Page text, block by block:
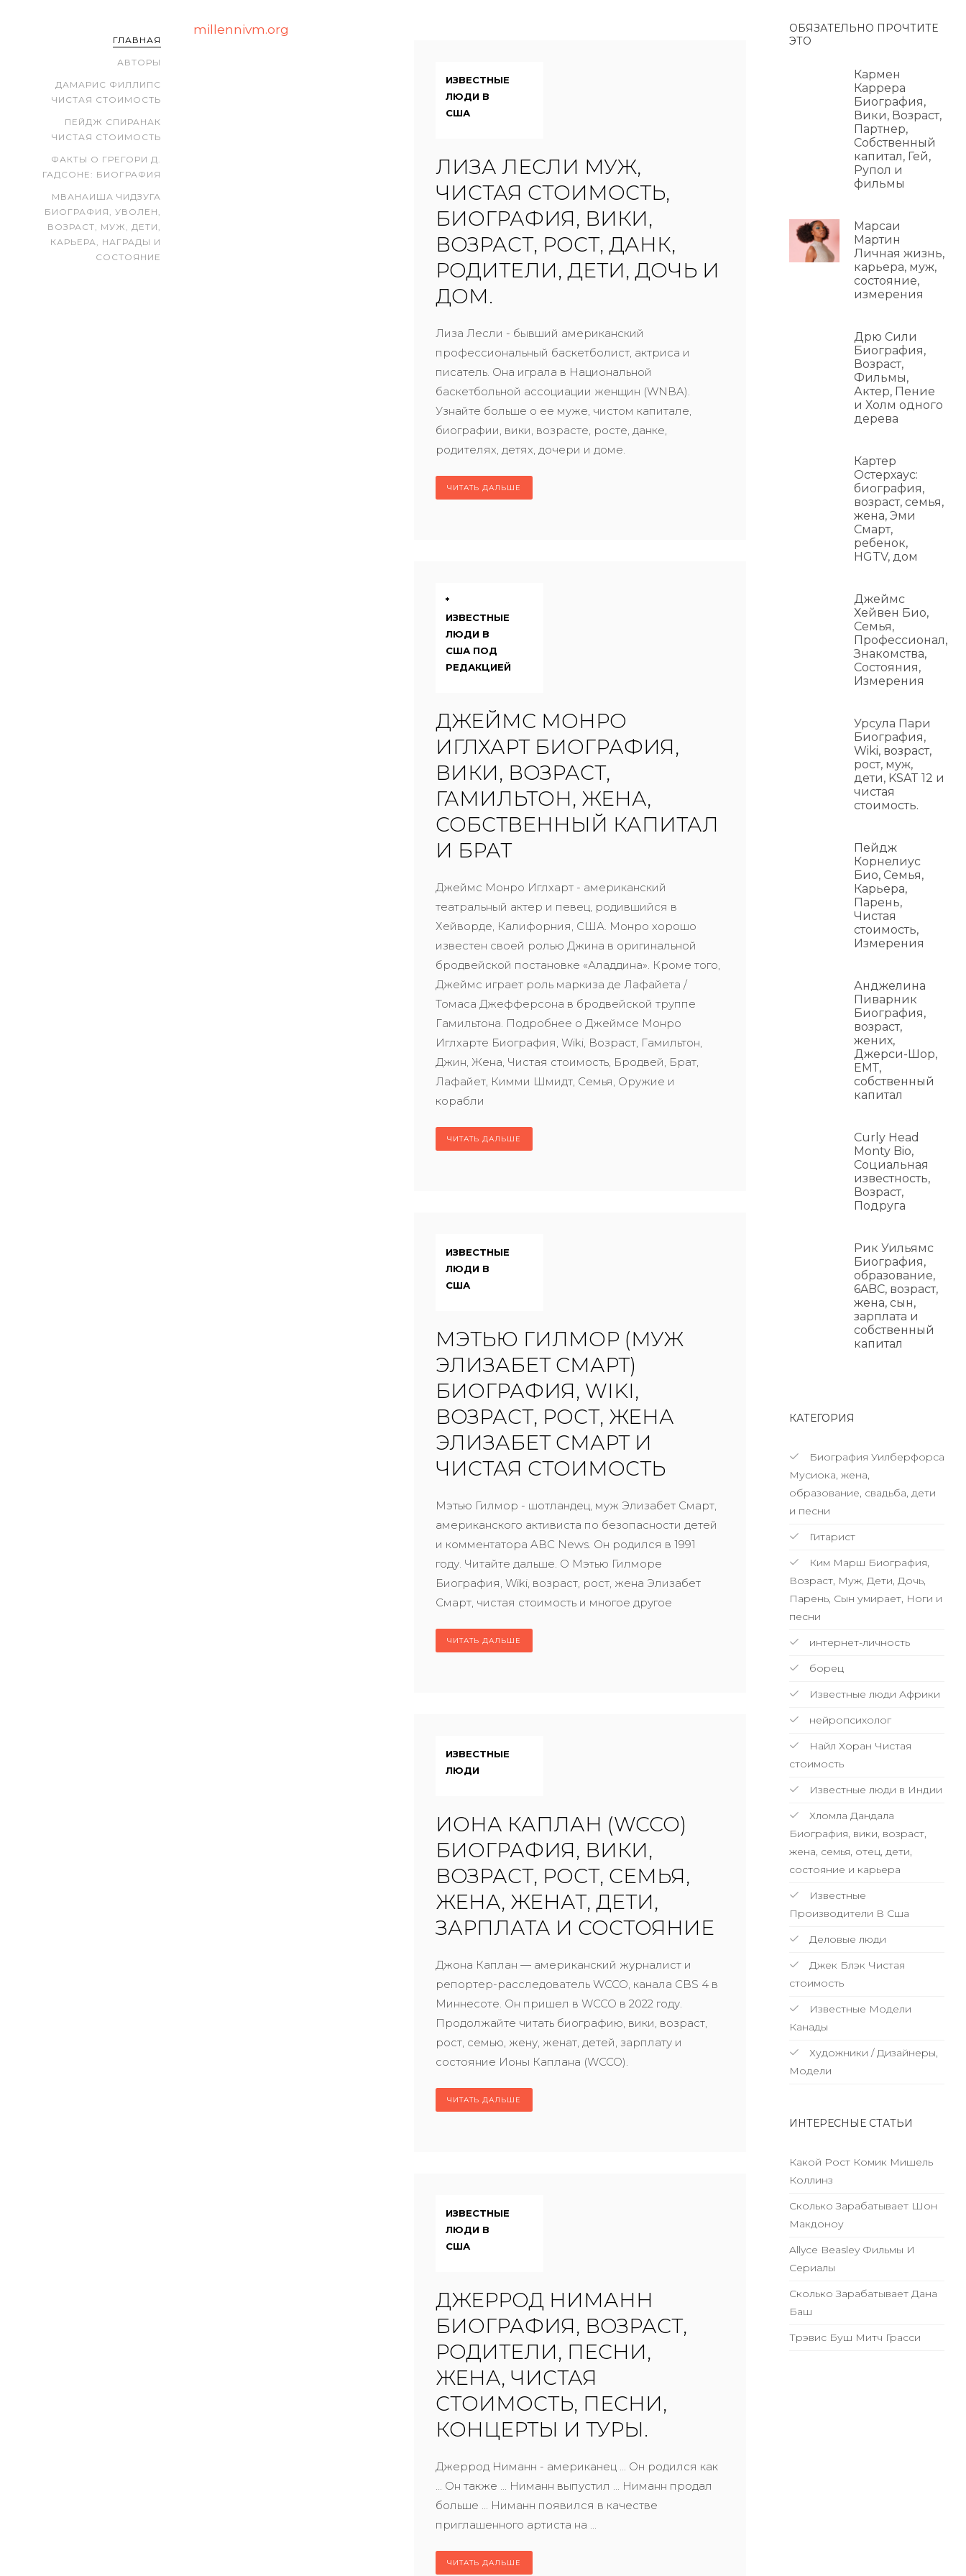
ГЛАВНАЯ
АВТОРЫ
ДАМАРИС ФИЛЛИПС
ЧИСТАЯ СТОИМОСТЬ
ПЕЙДЖ СПИРАНАК
ЧИСТАЯ СТОИМОСТЬ
ФАКТЫ О ГРЕГОРИ Д.
ГАДСОНЕ: БИОГРАФИЯ
МВАНАИША ЧИДЗУГА
БИОГРАФИЯ, УВОЛЕН,
ВОЗРАСТ, МУЖ, ДЕТИ,
КАРЬЕРА, НАГРАДЫ И
СОСТОЯНИЕ
millennivm.org
ИЗВЕСТНЫЕ
ЛЮДИ В
США
ЛИЗА ЛЕСЛИ МУЖ,
ЧИСТАЯ СТОИМОСТЬ,
БИОГРАФИЯ, ВИКИ,
ВОЗРАСТ, РОСТ, ДАНК,
РОДИТЕЛИ, ДЕТИ, ДОЧЬ И
ДОМ.
Лиза Лесли - бывший американский
профессиональный баскетболист, актриса и
писатель. Она играла в Национальной
баскетбольной ассоциации женщин (WNBA).
Узнайте больше о ее муже, чистом капитале,
биографии, вики, возрасте, росте, данке,
родителях, детях, дочери и доме.
ЧИТАТЬ ДАЛЬШЕ
*
ИЗВЕСТНЫЕ
ЛЮДИ В
США ПОД
РЕДАКЦИЕЙ
ДЖЕЙМС МОНРО
ИГЛХАРТ БИОГРАФИЯ,
ВИКИ, ВОЗРАСТ,
ГАМИЛЬТОН, ЖЕНА,
СОБСТВЕННЫЙ КАПИТАЛ
И БРАТ
Джеймс Монро Иглхарт - американский
театральный актер и певец, родившийся в
Хейворде, Калифорния, США. Монро хорошо
известен своей ролью Джина в оригинальной
бродвейской постановке «Аладдина». Кроме того,
Джеймс играет роль маркиза де Лафайета /
Томаса Джефферсона в бродвейской труппе
Гамильтона. Подробнее о Джеймсе Монро
Иглхарте Биография, Wiki, Возраст, Гамильтон,
Джин, Жена, Чистая стоимость, Бродвей, Брат,
Лафайет, Кимми Шмидт, Семья, Оружие и
корабли
ЧИТАТЬ ДАЛЬШЕ
ИЗВЕСТНЫЕ
ЛЮДИ В
США
МЭТЬЮ ГИЛМОР (МУЖ
ЭЛИЗАБЕТ СМАРТ)
БИОГРАФИЯ, WIKI,
ВОЗРАСТ, РОСТ, ЖЕНА
ЭЛИЗАБЕТ СМАРТ И
ЧИСТАЯ СТОИМОСТЬ
Мэтью Гилмор - шотландец, муж Элизабет Смарт,
американского активиста по безопасности детей
и комментатора ABC News. Он родился в 1991
году. Читайте дальше. О Мэтью Гилморе
Биография, Wiki, возраст, рост, жена Элизабет
Смарт, чистая стоимость и многое другое
ЧИТАТЬ ДАЛЬШЕ
ИЗВЕСТНЫЕ
ЛЮДИ
ИОНА КАПЛАН (WCCO)
БИОГРАФИЯ, ВИКИ,
ВОЗРАСТ, РОСТ, СЕМЬЯ,
ЖЕНА, ЖЕНАТ, ДЕТИ,
ЗАРПЛАТА И СОСТОЯНИЕ
Джона Каплан — американский журналист и
репортер-расследователь WCCO, канала CBS 4 в
Миннесоте. Он пришел в WCCO в 2022 году.
Продолжайте читать биографию, вики, возраст,
рост, семью, жену, женат, детей, зарплату и
состояние Ионы Каплана (WCCO).
ЧИТАТЬ ДАЛЬШЕ
ИЗВЕСТНЫЕ
ЛЮДИ В
США
ДЖЕРРОД НИМАНН
БИОГРАФИЯ, ВОЗРАСТ,
РОДИТЕЛИ, ПЕСНИ,
ЖЕНА, ЧИСТАЯ
СТОИМОСТЬ, ПЕСНИ,
КОНЦЕРТЫ И ТУРЫ.
Джеррод Ниманн - американец ... Он родился как
... Он также ... Ниманн выпустил ... Ниманн продал
больше ... Ниманн появился в качестве
приглашенного артиста на ...
ЧИТАТЬ ДАЛЬШЕ
ОБЯЗАТЕЛЬНО ПРОЧТИТЕ
ЭТО
Кармен
Каррера
Биография,
Вики, Возраст,
Партнер,
Собственный
капитал, Гей,
Рупол и
фильмы
Марсаи
Мартин
Личная жизнь,
карьера, муж,
состояние,
измерения
Дрю Сили
Биография,
Возраст,
Фильмы,
Актер, Пение
и Холм одного
дерева
Картер
Остерхаус:
биография,
возраст, семья,
жена, Эми
Смарт,
ребенок,
HGTV, дом
Джеймс
Хейвен Био,
Семья,
Профессионал,
Знакомства,
Состояния,
Измерения
Урсула Пари
Биография,
Wiki, возраст,
рост, муж,
дети, KSAT 12 и
чистая
стоимость.
Пейдж
Корнелиус
Био, Семья,
Карьера,
Парень,
Чистая
стоимость,
Измерения
Анджелина
Пиварник
Биография,
возраст,
жених,
Джерси-Шор,
ЕМТ,
собственный
капитал
Curly Head
Monty Bio,
Социальная
известность,
Возраст,
Подруга
Рик Уильямс
Биография,
образование,
6ABC, возраст,
жена, сын,
зарплата и
собственный
капитал
КАТЕГОРИЯ
Биография Уилберфорса
Мусиока, жена,
образование, свадьба, дети
и песни
Гитарист
Ким Марш Биография,
Возраст, Муж, Дети, Дочь,
Парень, Сын умирает, Ноги и
песни
интернет-личность
борец
Известные люди Африки
нейропсихолог
Найл Хоран Чистая
стоимость
Известные люди в Индии
Хломла Дандала
Биография, вики, возраст,
жена, семья, отец, дети,
состояние и карьера
Известные
Производители В Сша
Деловые люди
Джек Блэк Чистая
стоимость
Известные Модели
Канады
Художники / Дизайнеры,
Модели
ИНТЕРЕСНЫЕ СТАТЬИ
Какой Рост Комик Мишель
Коллинз
Сколько Зарабатывает Шон
Макдоноу
Allyce Beasley Фильмы И
Сериалы
Сколько Зарабатывает Дана
Баш
Трэвис Буш Митч Грасси